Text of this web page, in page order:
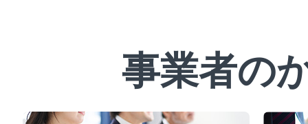
事業者の